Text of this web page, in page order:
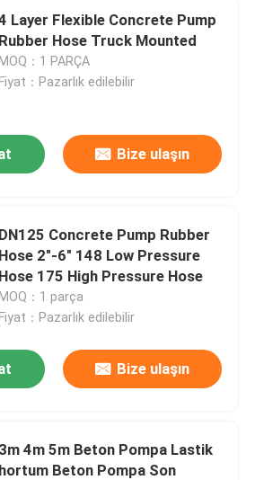
Layer Flexible Concrete Pump
Rubber Hose Truck Mounted
MOQ：1 PARÇA
Fiyat：Pazarlık edilebilir
Bize ulaşın
DN125 Concrete Pump Rubber
Hose 2"-6" 148 Low Pressure
Hose 175 High Pressure Hose
：1 parça
：Pazarlık edilebilir
Bize ulaşın
3m 4m 5m Beton Pompa Lastik
hortum Beton Pompa Son